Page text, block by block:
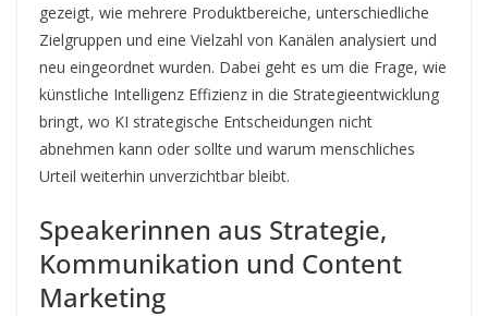
gezeigt, wie mehrere Produktbereiche, unterschiedliche
Zielgruppen und eine Vielzahl von Kanälen analysiert und
neu eingeordnet wurden. Dabei geht es um die Frage, wie
künstliche Intelligenz Effizienz in die Strategieentwicklung
bringt, wo KI strategische Entscheidungen nicht
abnehmen kann oder sollte und warum menschliches
Urteil weiterhin unverzichtbar bleibt.
Speakerinnen aus Strategie,
Kommunikation und Content
Marketing